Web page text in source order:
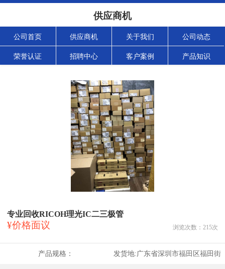
供应商机
公司首页 供应商机 关于我们 公司动态
荣誉认证 招聘中心 客户案例 产品知识
专业回收RICOH理光IC二三极管
¥价格面议 浏览次数： 215次
产品规格： 发货地:广东省深圳市福田区福田街